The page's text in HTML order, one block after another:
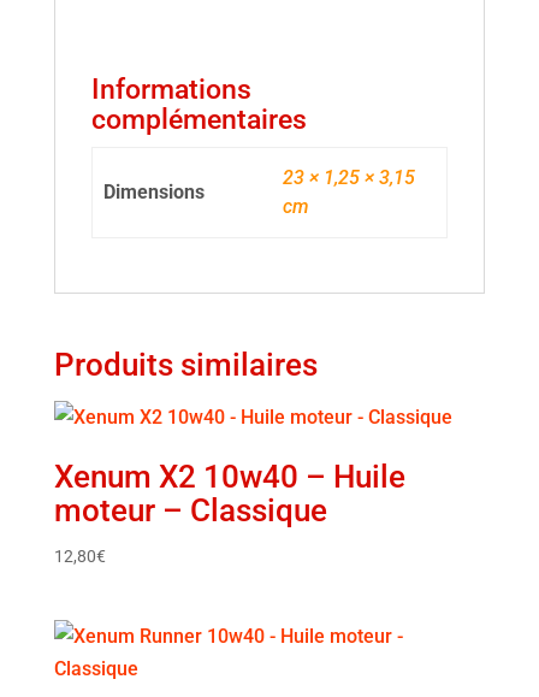
Informations
complémentaires
Dimensions
23 × 1,25 × 3,15
cm
Produits similaires
Xenum X2 10w40 – Huile
moteur – Classique
12,80€